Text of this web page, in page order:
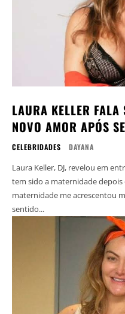
LAURA KELLER FALA
NOVO AMOR APÓS
CELEBRIDADES DAYANA
Laura Keller, DJ, revelou em
tem sido a maternidade depois
maternidade me acrescentou
sentido...